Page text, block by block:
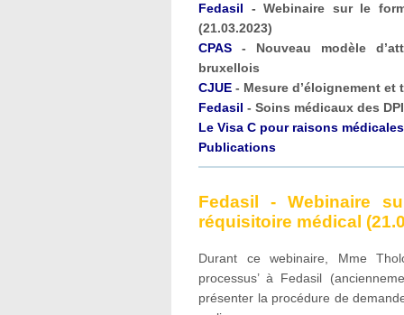
Fedasil - Webinaire sur le
(21.03.2023)
CPAS - Nouveau modèle
bruxellois
CJUE - Mesure d’éloignement
Fedasil - Soins médicaux des
Le Visa C pour raisons médicales
Publications
Fedasil - Webinaire
réquisitoire médical
Durant ce webinaire, Mme
processus’ à Fedasil
présenter la procédure de